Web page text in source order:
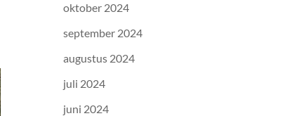
oktober 2024
september 2024
augustus 2024
juli 2024
juni 2024